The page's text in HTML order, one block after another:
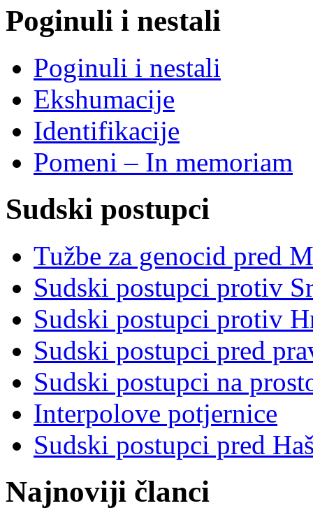
Poginuli i nestali
Poginuli i nestali
Ekshumacije
Identifikacije
Pomeni – In memoriam
Sudski postupci
Tužbe za genocid pred
Sudski postupci protiv
Sudski postupci protiv
Sudski postupci pred
Sudski postupci na
Interpolove potjernice
Sudski postupci pred
Najnoviji članci